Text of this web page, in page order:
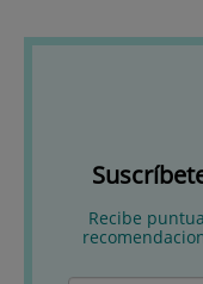
Recibe